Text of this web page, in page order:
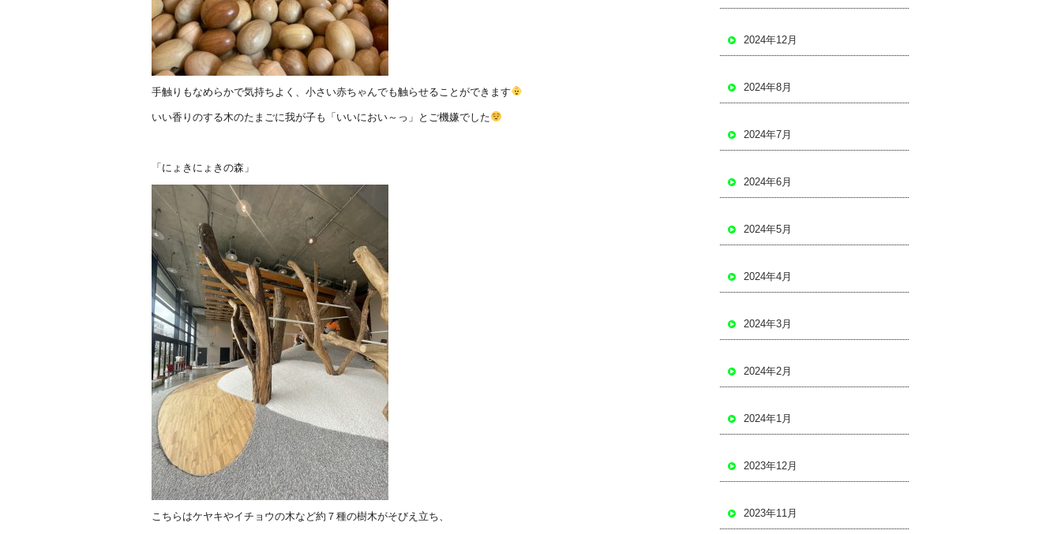
手触りもなめらかで気持ちよく、小さい赤ちゃんでも触らせることができます
いい香りのする木のたまごに我が子も「いいにおい～っ」とご機嫌でした
「にょきにょきの森」
こちらはケヤキやイチョウの木など約７種の樹木がそびえ立ち、
2024年12月
2024年8月
2024年7月
2024年6月
2024年5月
2024年4月
2024年3月
2024年2月
2024年1月
2023年12月
2023年11月